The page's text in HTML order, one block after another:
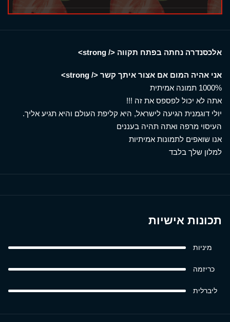
אלכסנדרה נחתה בפתח תקווה </ strong>
אני אהיה המום אם אצור איתך קשר </ strong>
1000% תמונה אמיתית
אתה לא יכול לפספס את זה !!!
יולי דוגמנית הגיעה לישראל, היא קליפת העולם והיא תגיע אליך.
העיסוי מרפה ואתה תהיה בעננים
אנו שואפים לתמונות אמיתיות
למלון שלך בלבד
תכונות אישיות
מיניות
כריזמה
ליברלית